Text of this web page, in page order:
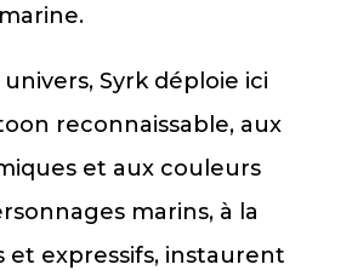
Syrk déploie ici
reconnaissable, aux
et aux couleurs
marins, à la
et expressifs, instaurent